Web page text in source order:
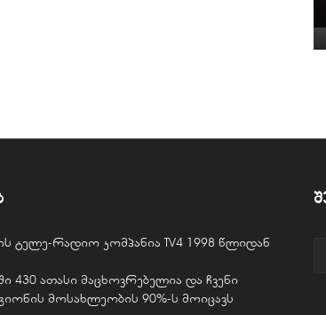
ტელე-რადიო კომპანია TV4 1998 წლიდან
430 ათასი მაცხოვრებელია და ჩვენი
მოსახლეობის 90%-ს მოიცავს